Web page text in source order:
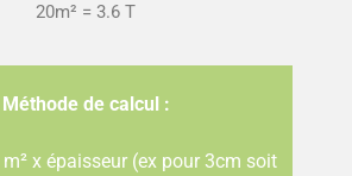
20m² = 3.6 T
Méthode de calcul :
x épaisseur (ex pour 3cm soit